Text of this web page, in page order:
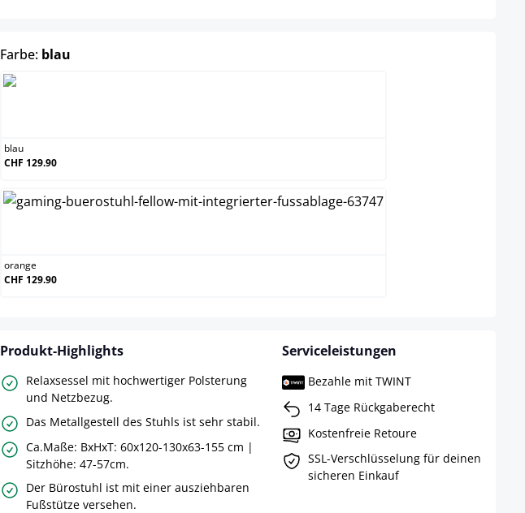
Farbe: blau
blau
CHF 129.90
orange
CHF 129.90
Produkt-Highlights
Relaxsessel mit hochwertiger Polsterung
und Netzbezug.
Das Metallgestell des Stuhls ist sehr stabil.
Ca.Maße: BxHxT: 60x120-130x63-155 cm |
Sitzhöhe: 47-57cm.
Der Bürostuhl ist mit einer ausziehbaren
Fußstütze versehen.
Serviceleistungen
Bezahle mit TWINT
14 Tage Rückgaberecht
Kostenfreie Retoure
SSL-Verschlüsselung für deinen
sicheren Einkauf